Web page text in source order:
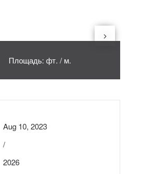
Площадь: фт. / м.
Aug 10, 2023
/
2026